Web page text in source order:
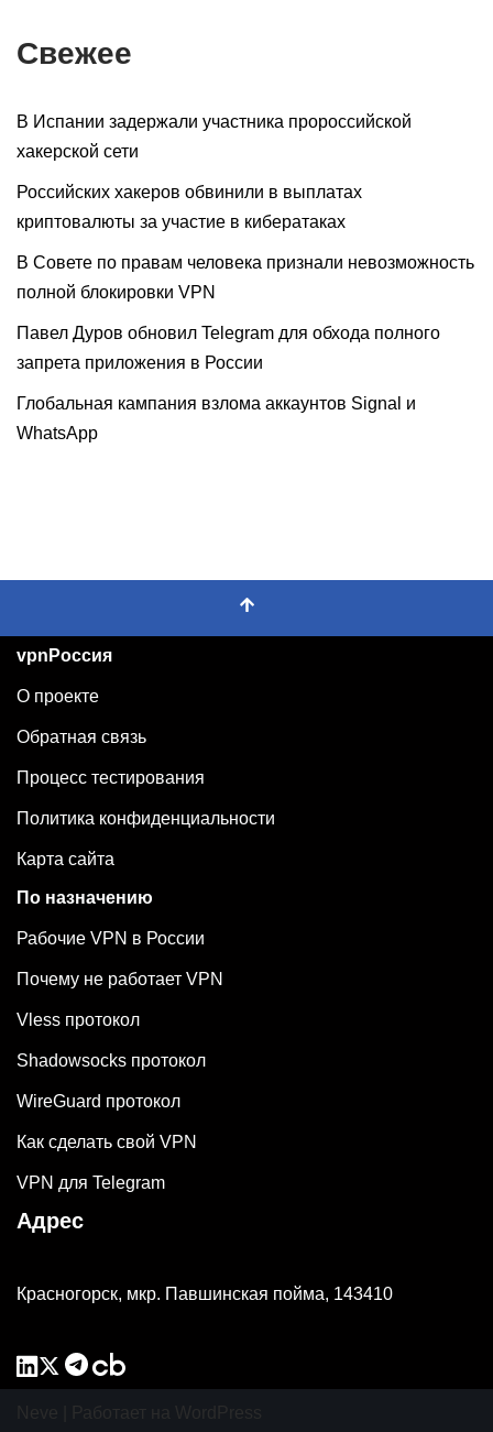
Свежее
В Испании задержали участника пророссийской
хакерской сети
Российских хакеров обвинили в выплатах
криптовалюты за участие в кибератаках
В Совете по правам человека признали невозможность
полной блокировки VPN
Павел Дуров обновил Telegram для обхода полного
запрета приложения в России
Глобальная кампания взлома аккаунтов Signal и
WhatsApp
vpnРоссия
О проекте
Обратная связь
Процесс тестирования
Политика конфиденциальности
Карта сайта
По назначению
Рабочие VPN в России
Почему не работает VPN
Vless протокол
Shadowsocks протокол
WireGuard протокол
Как сделать свой VPN
VPN для Telegram
Адрес
Красногорск, мкр. Павшинская пойма, 143410
Neve | Работает на WordPress